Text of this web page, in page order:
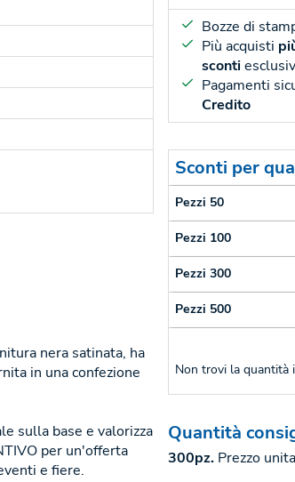
nera satinata, ha
in una confezione
sulla base e valorizza
per un'offerta
e fiere.
Bozze di
Più acquisti
sconti
Pagamenti
Credito
Sconti per
Pezzi 50
Pezzi 100
Pezzi 300
Pezzi 500
Non trovi la quantità
Quantità
300pz. Prezzo